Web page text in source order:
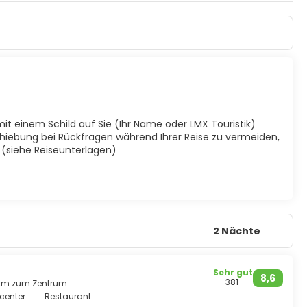
Vorführung sollte man sich nicht entgehen lassen. Auch
ganz im Norden.
einem Schild auf Sie (Ihr Name oder LMX Touristik)
bei Rückfragen während Ihrer Reise zu vermeiden,
Reiseunterlagen)
2 Nächte
zum Zentrum 8,6
Sehr gut
381
Restaurant